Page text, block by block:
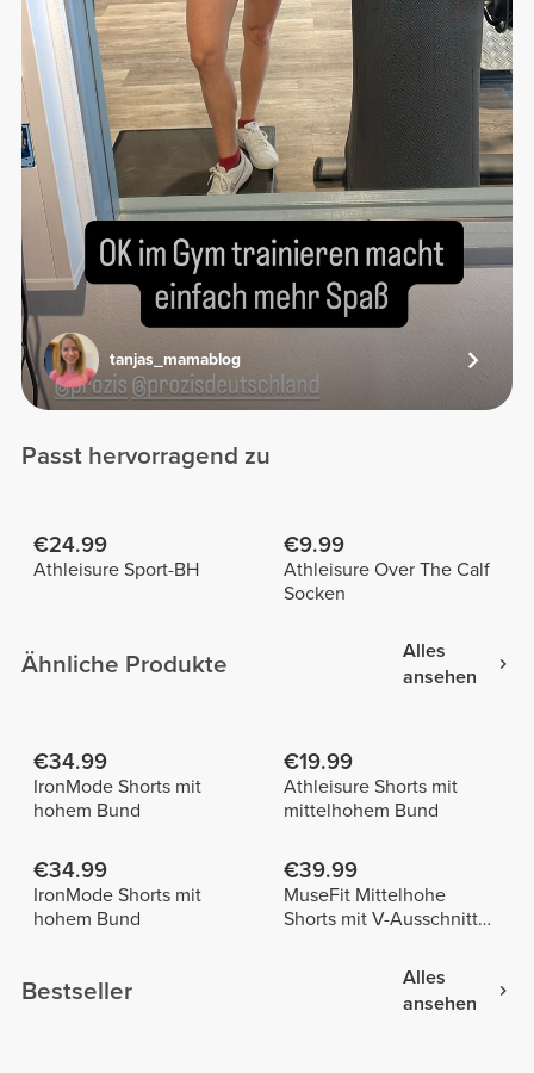
tanjas_mamablog
Passt hervorragend zu
€24.99
Athleisure Sport-BH
€9.99
Athleisure Over The Calf
Socken
Ähnliche Produkte
Alles
ansehen
€34.99
IronMode Shorts mit
hohem Bund
€19.99
Athleisure Shorts mit
mittelhohem Bund
€34.99
IronMode Shorts mit
hohem Bund
€39.99
MuseFit Mittelhohe
Shorts mit V-Ausschnitt
Bestseller
Alles
ansehen